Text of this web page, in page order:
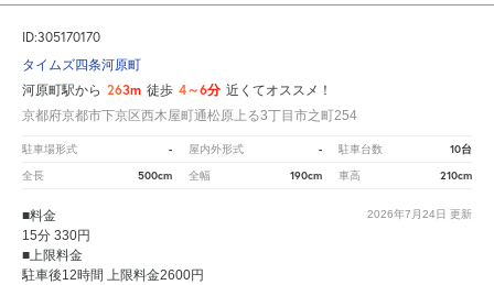
ID:305170170
タイムズ四条河原町
河原町駅から 263m 徒歩 4～6分 近くてオススメ！
京都府京都市下京区西木屋町通松原上る3丁目市之町254
駐車場形式 - 屋内外形式 - 駐車台数 10台
全長 500cm 全幅 190cm 車高 210cm
2026年7月24日 更新
■料金
15分 330円
■上限料金
駐車後12時間 上限料金2600円